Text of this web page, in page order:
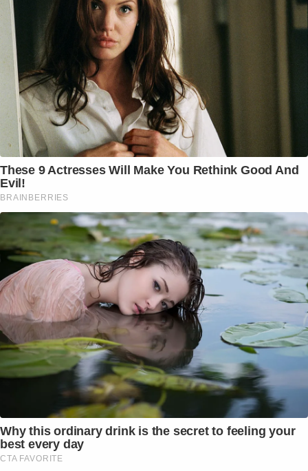
These 9 Actresses Will Make You Rethink Good And
Evil!
BRAINBERRIES
Why this ordinary drink is the secret to feeling your
best every day
CTA FAVORITE